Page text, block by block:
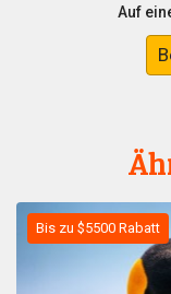
Auf
Bis zu $5500 Rabatt